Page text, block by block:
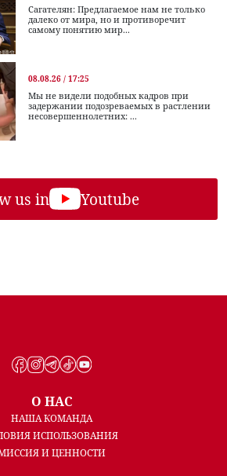
Сагателян: Предлагаемое нам не только
далеко от мира, но и противоречит
самому понятию мир...
08.08.26 / 17:25
Мы не видели подобных кадров при
задержании подозреваемых в растлении
несовершеннолетних: ...
us in Youtube
О НАС
НАША КОМАНДА
ИСПОЛЬЗОВАНИЯ
И ЦЕННОСТИ